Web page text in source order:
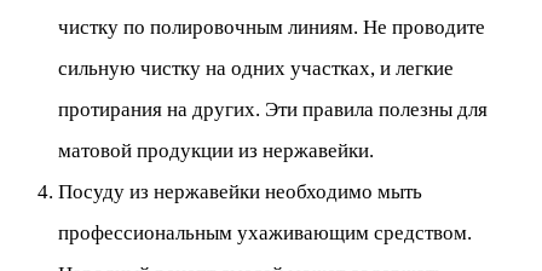
чистку по полировочным линиям. Не проводите
сильную чистку на одних участках, и легкие
протирания на других. Эти правила полезны для
матовой продукции из нержавейки.
Посуду из нержавейки необходимо мыть
профессиональным ухаживающим средством.